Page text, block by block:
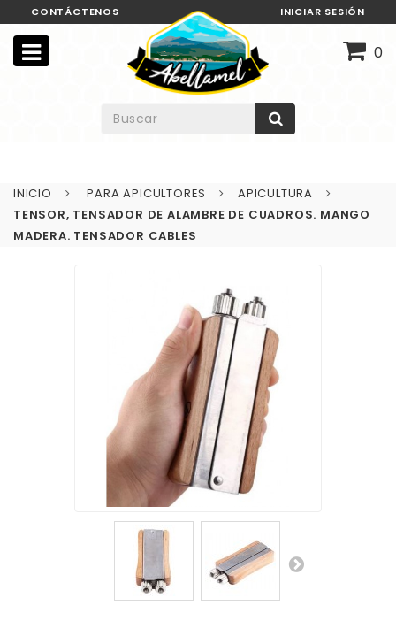
INICIAR SESIÓN
CONTÁCTENOS
0
INICIO PARA APICULTORES
APICULTURA
TENSOR, TENSADOR DE ALAMBRE DE CUADROS. MANGO
MADERA. TENSADOR CABLES